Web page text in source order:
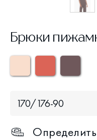
Брюки
170/176-90